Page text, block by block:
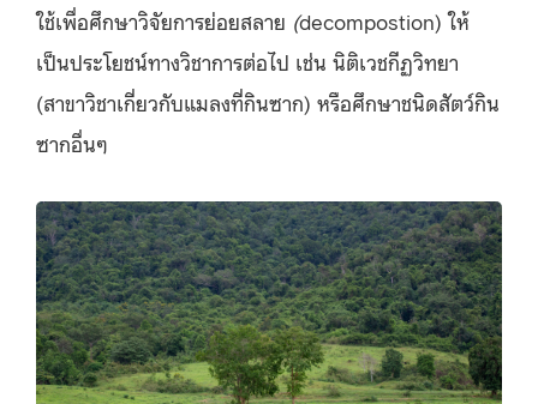
ใช้เพื่อศึกษาวิจัยการย่อยสลาย (decompostion) ให้
เป็นประโยชน์ทางวิชาการต่อไป เช่น นิติเวชกีฏวิทยา
(สาขาวิชาเกี่ยวกับแมลงที่กินซาก) หรือศึกษาชนิดสัตว์กิน
ซากอื่นๆ